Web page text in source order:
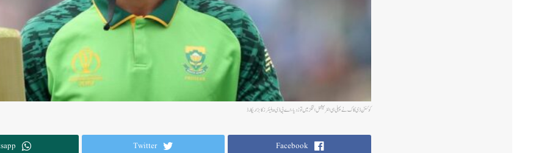
کوئنٹن ڈی کاک نے پہلی ہی انٹرنیشنل اننگز میں توڑ دیا، اے بی ڈی ویلیئرز کا بڑا ریکارڈ
Facebook
Twitter